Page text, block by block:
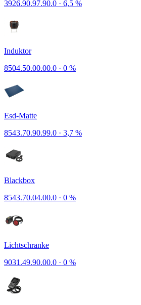
3926.90.97.90.0 · 6,5 %
Induktor
8504.50.00.00.0 · 0 %
Esd-Matte
8543.70.90.99.0 · 3,7 %
Blackbox
8543.70.04.00.0 · 0 %
Lichtschranke
9031.49.90.00.0 · 0 %